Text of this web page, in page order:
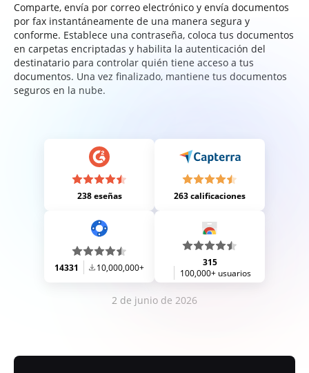
Comparte, envía por correo electrónico y envía documentos
por fax instantáneamente de una manera segura y
conforme. Establece una contraseña, coloca tus documentos
en carpetas encriptadas y habilita la autenticación del
destinatario para controlar quién tiene acceso a tus
documentos. Una vez finalizado, mantiene tus documentos
seguros en la nube.
238 eseñas 263 calificaciones
14331 10,000,000+
315
100,000+ usuarios
2 de junio de 2026